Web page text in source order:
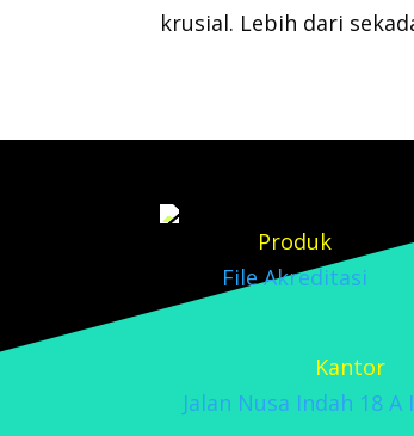
krusial. Lebih dari
Produk
File Akreditasi
Kantor
Jalan Nusa Indah 18 A